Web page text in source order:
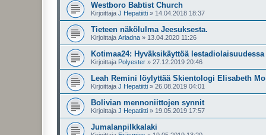
Westboro Babtist Church
Kirjoittaja J Hepatiitti » 14.04.2018 18:37
Tieteen näkölulma Jeesuksesta.
Kirjoittaja Ariadna » 13.04.2020 11:26
Kotimaa24: Hyväksikäyttöä
Kirjoittaja Polyester » 27.12.2019 20:46
Leah Remini löylyttää Skientologi Elisabeth
Kirjoittaja J Hepatiitti » 26.08.2019 04:01
Bolivian mennoniittojen synnit
Kirjoittaja J Hepatiitti » 19.05.2019 17:57
Jumalanpilkkalaki